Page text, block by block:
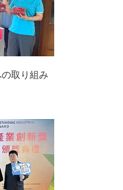
取り組み